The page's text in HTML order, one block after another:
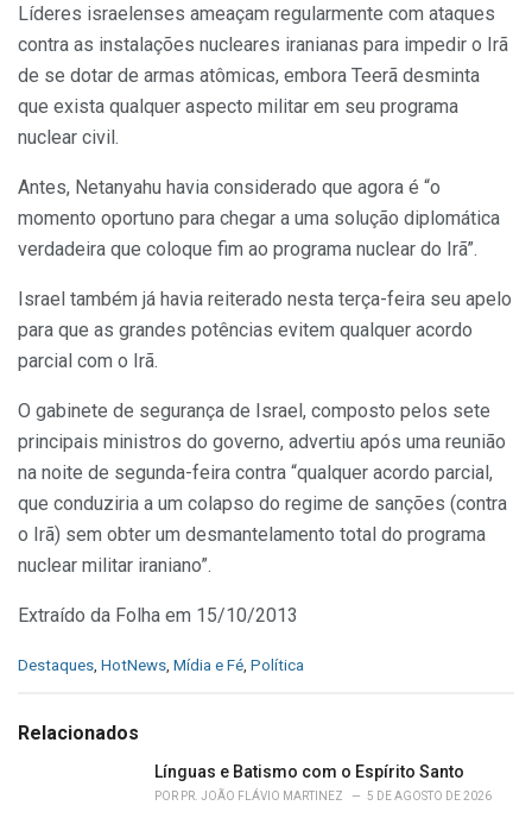
Líderes israelenses ameaçam regularmente com ataques
contra as instalações nucleares iranianas para impedir o Irã
de se dotar de armas atômicas, embora Teerã desminta
que exista qualquer aspecto militar em seu programa
nuclear civil.
Antes, Netanyahu havia considerado que agora é “o
momento oportuno para chegar a uma solução diplomática
verdadeira que coloque fim ao programa nuclear do Irã”.
Israel também já havia reiterado nesta terça-feira seu apelo
para que as grandes potências evitem qualquer acordo
parcial com o Irã.
O gabinete de segurança de Israel, composto pelos sete
principais ministros do governo, advertiu após uma reunião
na noite de segunda-feira contra “qualquer acordo parcial,
que conduziria a um colapso do regime de sanções (contra
o Irã) sem obter um desmantelamento total do programa
nuclear militar iraniano”.
Extraído da Folha em 15/10/2013
C
e
Destaques HotNews Mídia e Fé Política
Relacionados
Línguas e Batismo com o Espírito Santo
POR PR. JOÃO FLÁVIO MARTINEZ 5 DE AGOSTO DE 2026